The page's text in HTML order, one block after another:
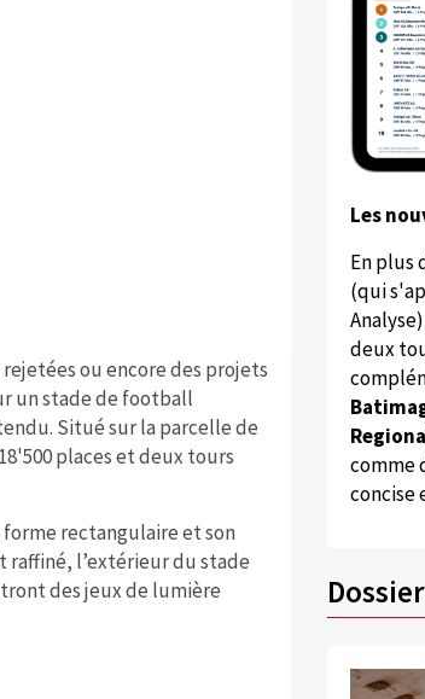
ou encore des projets
un stade de football
Situé sur la parcelle de
places et deux tours
forme rectangulaire et son
raffiné, l’extérieur du stade
des jeux de lumière
Les
En plus
(qui
deux
comme
concise